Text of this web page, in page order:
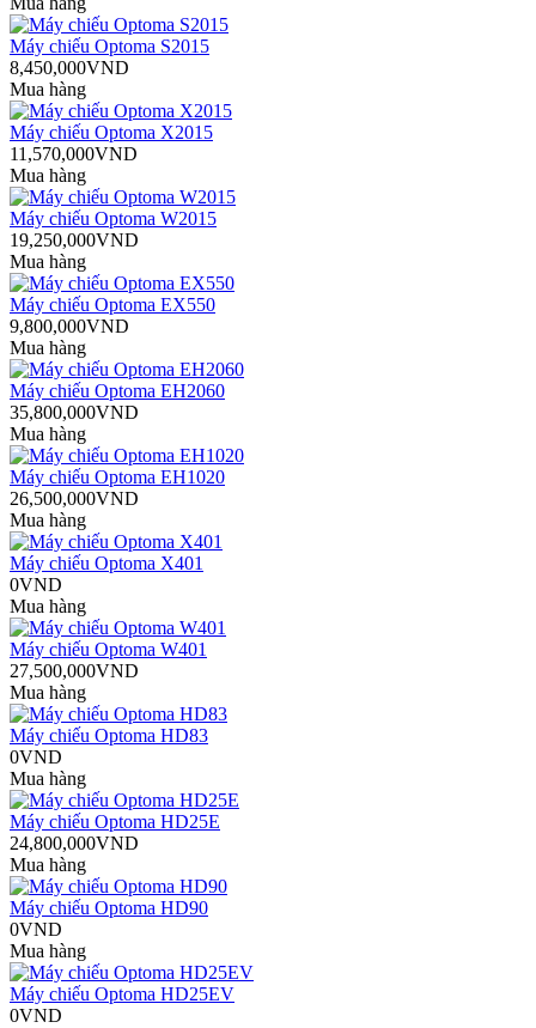
Máy chiếu Optoma S2015
8,450,000VND
Mua hàng
Máy chiếu Optoma X2015
11,570,000VND
Mua hàng
Máy chiếu Optoma W2015
19,250,000VND
Mua hàng
Máy chiếu Optoma EX550
9,800,000VND
Mua hàng
Máy chiếu Optoma EH2060
35,800,000VND
Mua hàng
Máy chiếu Optoma EH1020
26,500,000VND
Mua hàng
Máy chiếu Optoma X401
0VND
Mua hàng
Máy chiếu Optoma W401
27,500,000VND
Mua hàng
Máy chiếu Optoma HD83
0VND
Mua hàng
Máy chiếu Optoma HD25E
24,800,000VND
Mua hàng
Máy chiếu Optoma HD90
0VND
Mua hàng
Máy chiếu Optoma HD25EV
0VND